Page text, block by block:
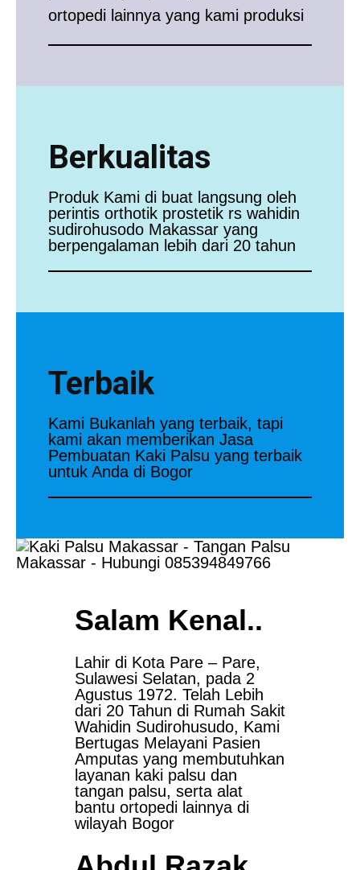
ortopedi lainnya yang kami produksi
Berkualitas
Produk Kami di buat langsung oleh
perintis orthotik prostetik rs wahidin
sudirohusodo Makassar yang
berpengalaman lebih dari 20 tahun
Terbaik
Kami Bukanlah yang terbaik, tapi
kami akan memberikan Jasa
Pembuatan Kaki Palsu yang terbaik
untuk Anda di Bogor
Salam Kenal..
Lahir di Kota Pare – Pare,
Sulawesi Selatan, pada 2
Agustus 1972. Telah Lebih
dari 20 Tahun di Rumah Sakit
Wahidin Sudirohusudo, Kami
Bertugas Melayani Pasien
Amputas yang membutuhkan
layanan kaki palsu dan
tangan palsu, serta alat
bantu ortopedi lainnya di
wilayah Bogor